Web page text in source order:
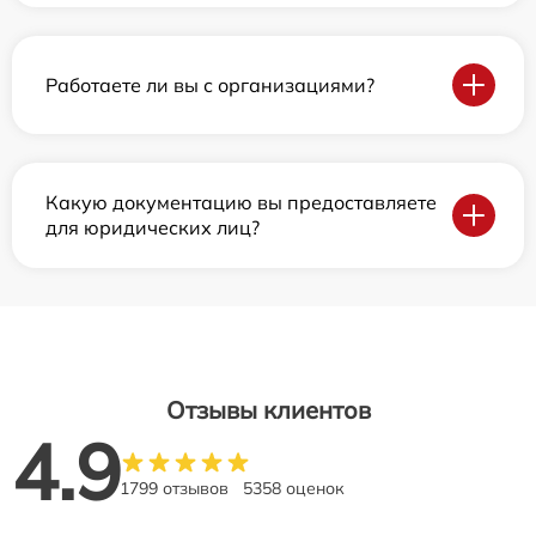
Работаете ли вы с организациями?
Какую документацию вы предоставляете
для юридических лиц?
Отзывы клиентов
4.91799 отзывов 5358 оценок